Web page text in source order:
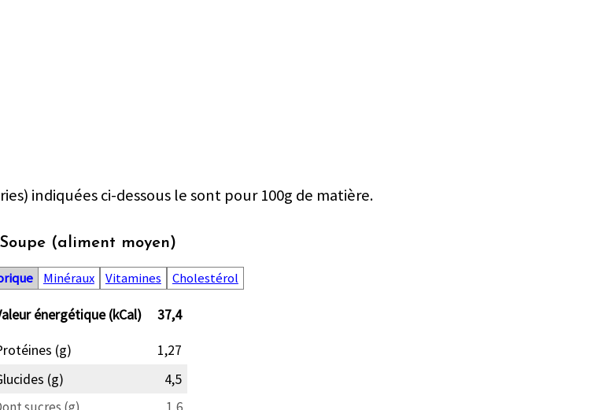
indiquées ci-dessous le sont pour 100g de matière.
Soupe (aliment moyen)
Minéraux Vitamines Cholestérol
énergétique (kCal)
37,4
(g)
1,27
(g)
4,5